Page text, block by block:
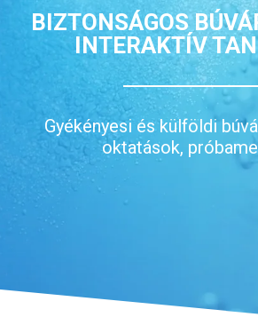
BIZTONSÁGOS
INTERAKTÍV
Gyékényesi és külföldi
oktatások,